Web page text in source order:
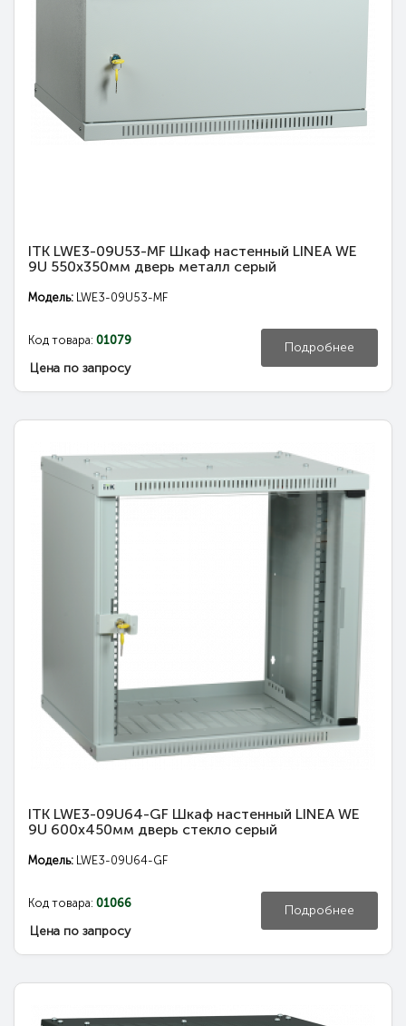
ITK LWE3-09U53-MF Шкаф настенный LINEA WE
9U 550x350мм дверь металл серый
Модель: LWE3-09U53-MF
Код товара: 01079
Цена по запросу
Подробнее
ITK LWE3-09U64-GF Шкаф настенный LINEA WE
9U 600x450мм дверь стекло серый
Модель: LWE3-09U64-GF
Код товара: 01066
Цена по запросу
Подробнее